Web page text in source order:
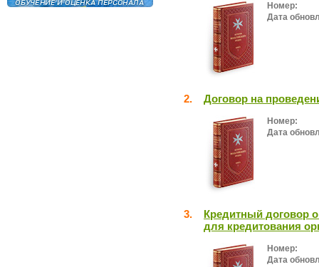
Номер:
Дата
2. Договор на
Номер:
Дата
3.
Кредитный договор
для кредитования
Номер:
Дата